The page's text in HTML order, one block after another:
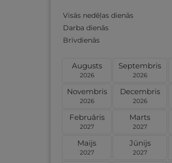
Visās nedēļas dienās
Darba dienās
Brīvdienās
Augusts
2026
Septembris
2026
Novembris
2026
Decembris
2026
Februāris
2027
Marts
2027
Maijs
2027
Jūnijs
2027